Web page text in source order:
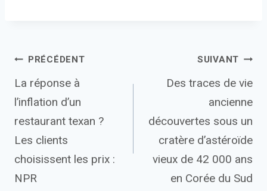
Navigation
de
l’article
PRÉCÉDENT
La réponse à
l’inflation d’un
restaurant texan ?
Les clients
choisissent les prix :
NPR
SUIVANT
Des traces de vie
ancienne
découvertes sous un
cratère d’astéroïde
vieux de 42 000 ans
en Corée du Sud